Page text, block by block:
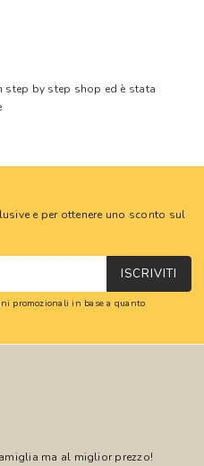
by step shop ed è stata
e per ottenere uno sconto sul
ISCRIVITI
promozionali in base a quanto
ma al miglior prezzo!